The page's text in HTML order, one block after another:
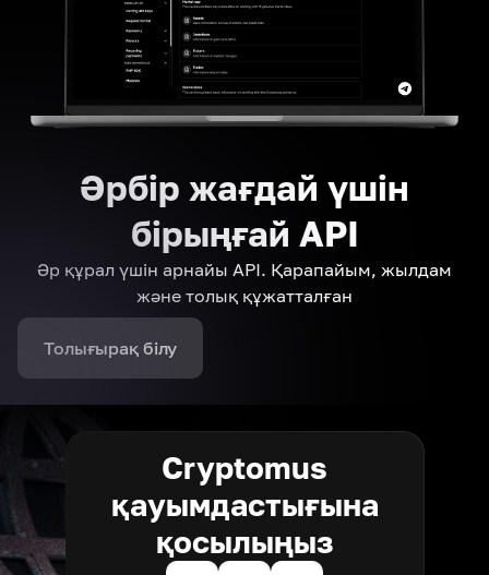
Әрбір жағдай үшін
бірыңғай API
Әр құрал үшін арнайы API. Қарапайым, жылдам
және толық құжатталған
Толығырақ білу
Cryptomus
қауымдастығына
қосылыңыз